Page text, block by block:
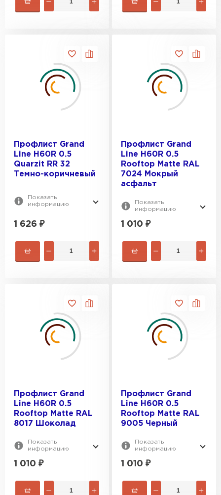
Профлист Grand
Line H60R 0.5
Quarzit RR 32
Темно-коричневый
Показать
информацию
1 626 ₽
Профлист Grand
Line H60R 0.5
Rooftop Matte RAL
7024 Мокрый
асфальт
Показать
информацию
1 010 ₽
Профлист Grand
Line H60R 0.5
Rooftop Matte RAL
8017 Шоколад
Показать
информацию
1 010 ₽
Профлист Grand
Line H60R 0.5
Rooftop Matte RAL
9005 Черный
Показать
информацию
1 010 ₽